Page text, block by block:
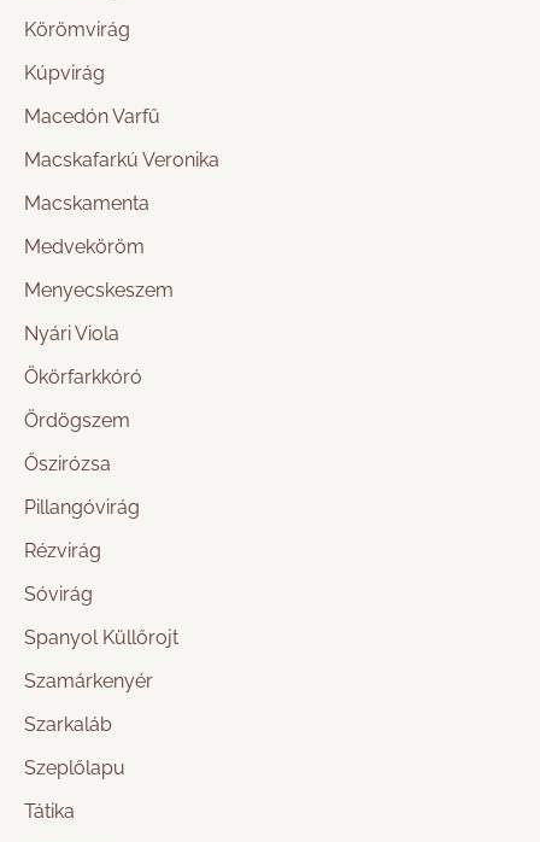
Körömvirág
Kúpvirág
Macedón Varfű
Macskafarkú Veronika
Macskamenta
Medveköröm
Menyecskeszem
Nyári Viola
Ökörfarkkóró
Ördögszem
Őszirózsa
Pillangóvirág
Rézvirág
Sóvirág
Spanyol Küllőrojt
Szamárkenyér
Szarkaláb
Szeplőlapu
Tátika